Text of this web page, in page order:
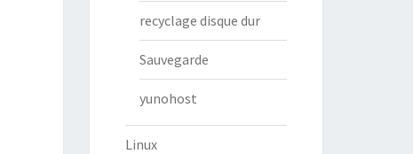
recyclage disque dur
Sauvegarde
yunohost
Linux